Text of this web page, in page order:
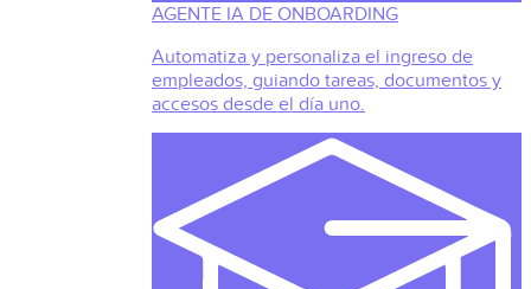
AGENTE IA DE ONBOARDING
Automatiza y personaliza el ingreso de
empleados, guiando tareas, documentos y
accesos desde el día uno.